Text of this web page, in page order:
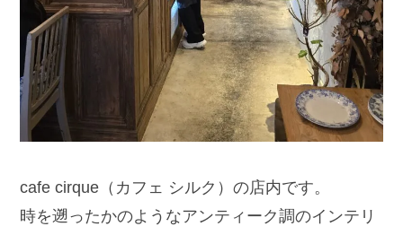
cafe cirque（カフェ シルク）の店内です。
時を遡ったかのようなアンティーク調のインテリ